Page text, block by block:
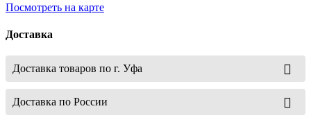
Посмотреть на карте
Доставка
Доставка товаров по г. Уфа
Доставка по России